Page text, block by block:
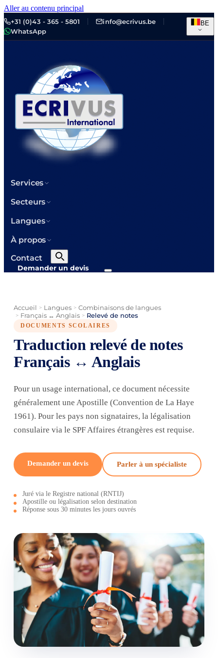
Aller au contenu principal
+31 (0)43 - 365 - 5801
info@ecrivus.be
WhatsApp
BE
Services
Secteurs
Langues
À propos
Contact
Demander un devis
Accueil > Langues > Combinaisons de langues
> Français ↔ Anglais > Relevé de notes
DOCUMENTS SCOLAIRES
Traduction relevé de notes
Français ↔ Anglais
Pour un usage international, ce document nécessite
généralement une Apostille (Convention de La Haye
1961). Pour les pays non signataires, la légalisation
consulaire via le SPF Affaires étrangères est requise.
Demander un devis Parler à un spécialiste
Juré via le Registre national (RNTIJ)
Apostille ou légalisation selon destination
Réponse sous 30 minutes les jours ouvrés